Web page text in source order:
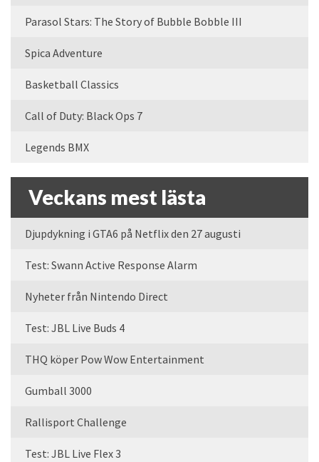
Parasol Stars: The Story of Bubble Bobble III
Spica Adventure
Basketball Classics
Call of Duty: Black Ops 7
Legends BMX
Veckans mest lästa
Djupdykning i GTA6 på Netflix den 27 augusti
Test: Swann Active Response Alarm
Nyheter från Nintendo Direct
Test: JBL Live Buds 4
THQ köper Pow Wow Entertainment
Gumball 3000
Rallisport Challenge
Test: JBL Live Flex 3